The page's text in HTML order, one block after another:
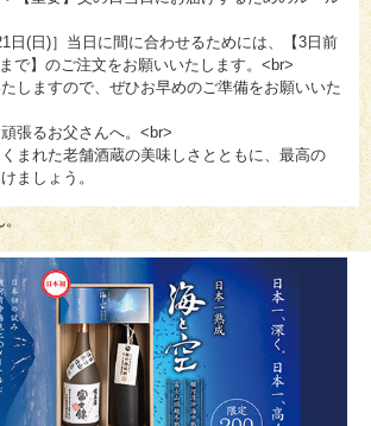
日(日)］当日に間に合わせるためには、【3日前
で】のご注文をお願いいたします。<br>
しますので、ぜひお早めのご準備をお願いいた
張るお父さんへ。<br>
まれた老舗酒蔵の美味しさとともに、最高の
ましょう。